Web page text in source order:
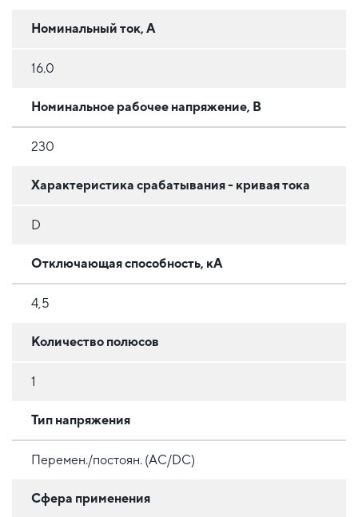
Номинальный ток, А
16.0
Номинальное рабочее напряжение, В
230
Характеристика срабатывания - кривая тока
D
Отключающая способность, кА
4,5
Количество полюсов
1
Тип напряжения
Перемен./постоян. (AC/DC)
Сфера применения